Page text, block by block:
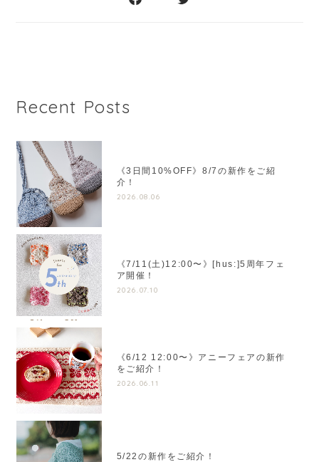
Recent Posts
《3日間10%OFF》8/7の新作をご紹
介！
2026.08.06
《7/11(土)12:00〜》[hus:]5周年フェ
ア開催！
2026.07.10
《6/12 12:00〜》アニーフェアの新作
をご紹介！
2026.06.11
5/22の新作をご紹介！